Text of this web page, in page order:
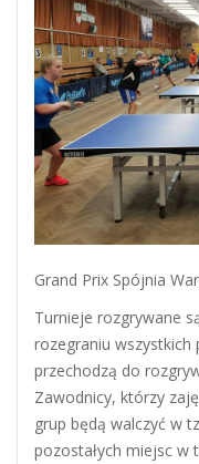
Grand Prix Spójnia
Turnieje rozgrywane
rozegraniu wszystkich
przechodzą do
Zawodnicy, którzy
grup będą walczyć w
pozostałych miejsc w